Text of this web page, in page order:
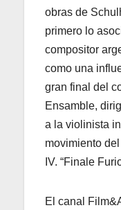
obras de
primero lo
compositor
como una
gran final del
Ensamble,
a la violinista
movimiento del
IV. “Finale
El canal